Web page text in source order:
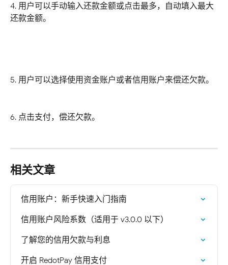
4. 用户可以手动输入还款金额或点击最多，自动填入最大
还款金额。
5. 用户可以选择使用资金账户或者信用账户来偿还欠款。
6. 点击支付，偿还欠款。
相关文章
信用账户：新手快速入门指南
信用账户风险系数（适用于 v3.0.0 以下）
了解您的信用欠款与利息
开启 RedotPay 信用支付